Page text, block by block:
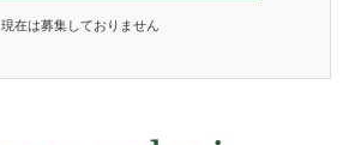
現在は募集しておりません